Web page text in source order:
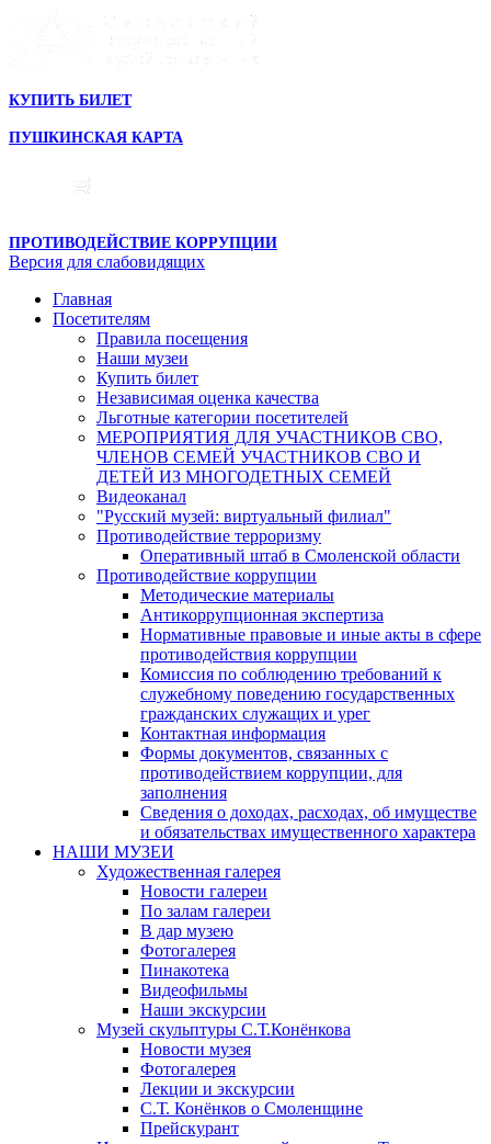
КУПИТЬ БИЛЕТ
ПУШКИНСКАЯ КАРТА
ПРОТИВОДЕЙСТВИЕ КОРРУПЦИИ
Версия для слабовидящих
Главная
Посетителям
Правила посещения
Наши музеи
Купить билет
Независимая оценка качества
Льготные категории посетителей
МЕРОПРИЯТИЯ ДЛЯ УЧАСТНИКОВ СВО,
ЧЛЕНОВ СЕМЕЙ УЧАСТНИКОВ СВО И
ДЕТЕЙ ИЗ МНОГОДЕТНЫХ СЕМЕЙ
Видеоканал
"Русский музей: виртуальный филиал"
Противодействие терроризму
Оперативный штаб в Смоленской области
Противодействие коррупции
Методические материалы
Антикоррупционная экспертиза
Нормативные правовые и иные акты в сфере
противодействия коррупции
Комиссия по соблюдению требований к
служебному поведению государственных
гражданских служащих и урег
Контактная информация
Формы документов, связанных с
противодействием коррупции, для
заполнения
Сведения о доходах, расходах, об имуществе
и обязательствах имущественного характера
НАШИ МУЗЕИ
Художественная галерея
Новости галереи
По залам галереи
В дар музею
Фотогалерея
Пинакотека
Видеофильмы
Наши экскурсии
Музей скульптуры С.Т.Конёнкова
Новости музея
Фотогалерея
Лекции и экскурсии
С.Т. Конёнков о Смоленщине
Прейскурант